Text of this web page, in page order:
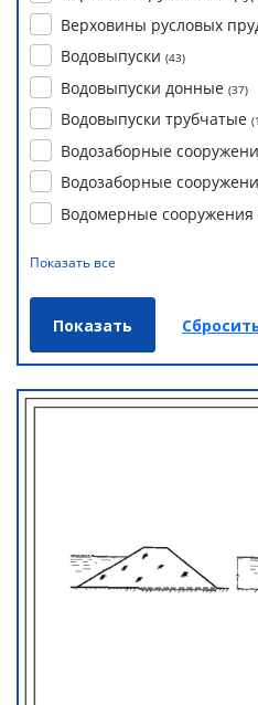
Верховины русловых
Водовыпуски (43)
Водовыпуски донные (37)
Водовыпуски трубчатые (
Водозаборные
Водозаборные
Водомерные сооружения
Показать все